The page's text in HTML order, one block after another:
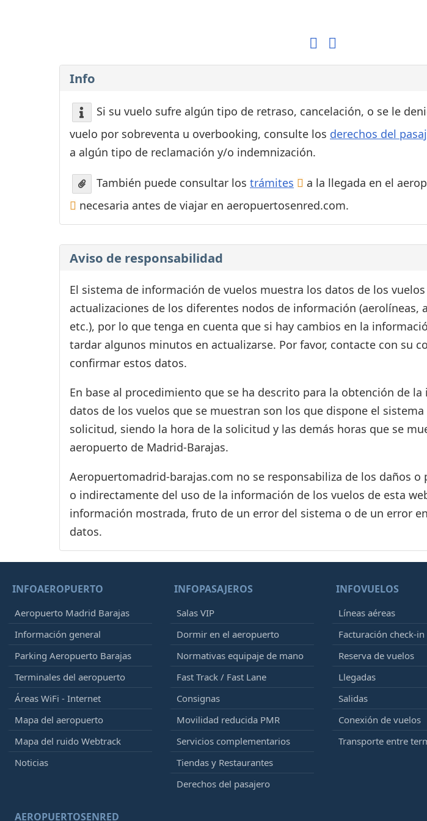
Info
Si su vuelo sufre algún tipo de retraso, cancelación, o se le
vuelo por sobreventa u overbooking, consulte los derechos del
a algún tipo de reclamación y/o indemnización.
También puede consultar los trámites a la llegada en el
necesaria antes de viajar en aeropuertosenred.com.
Aviso de responsabilidad
El sistema de información de vuelos muestra los datos de los
actualizaciones de los diferentes nodos de información (aerolíneas,
etc.), por lo que tenga en cuenta que si hay cambios en la
tardar algunos minutos en actualizarse. Por favor, contacte con su
confirmar estos datos.
En base al procedimiento que se ha descrito para la obtención de
datos de los vuelos que se muestran son los que dispone el
solicitud, siendo la hora de la solicitud y las demás horas que se
aeropuerto de Madrid-Barajas.
Aeropuertomadrid-barajas.com no se responsabiliza de los daños
o indirectamente del uso de la información de los vuelos de esta
información mostrada, fruto de un error del sistema o de un error
datos.
INFOAEROPUERTO
Aeropuerto Madrid Barajas
Información general
Parking Aeropuerto Barajas
Terminales del aeropuerto
Áreas WiFi - Internet
Mapa del aeropuerto
Mapa del ruido Webtrack
Noticias
INFOPASAJEROS
Salas VIP
Dormir en el aeropuerto
Normativas equipaje de mano
Fast Track / Fast Lane
Consignas
Movilidad reducida PMR
Servicios complementarios
Tiendas y Restaurantes
Derechos del pasajero
INFOVUELOS
Líneas aéreas
Facturación check-in
Reserva de vuelos
Llegadas
Salidas
Conexión de vuelos
Transporte entre
AEROPUERTOSENRED